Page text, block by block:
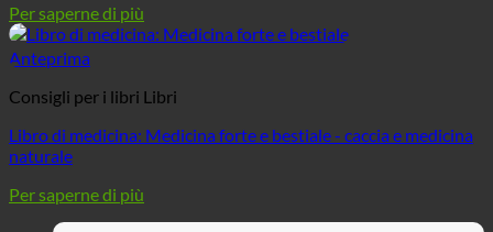
Per saperne di più
Anteprima
Consigli per i libri Libri
Libro di medicina: Medicina forte e bestiale - caccia e medicina
naturale
Per saperne di più